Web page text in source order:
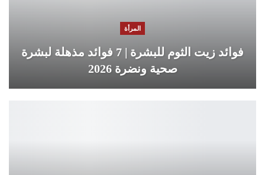
المرأة
فوائد زيت الثوم للبشرة | 7 فوائد مذهلة لبشرة
صحية ونضرة 2026